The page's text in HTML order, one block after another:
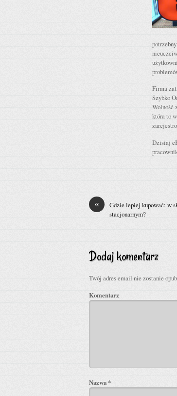
Firma
Szybko
Wolność
która to
Dzisiaj
«
Gdzie lepiej kupować: w
stacjonarnym?
Dodaj komentarz
Twój adres email nie zostanie
Komentarz
Nazwa*